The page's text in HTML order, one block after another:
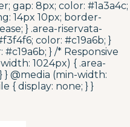
gap: 8px; color: #1a3a4c;
14px 10px; border-
} .area-riservata-
color: #c19a6b; }
} /* Responsive
1024px) { .area-
} @media (min-width:
{ display: none; } }